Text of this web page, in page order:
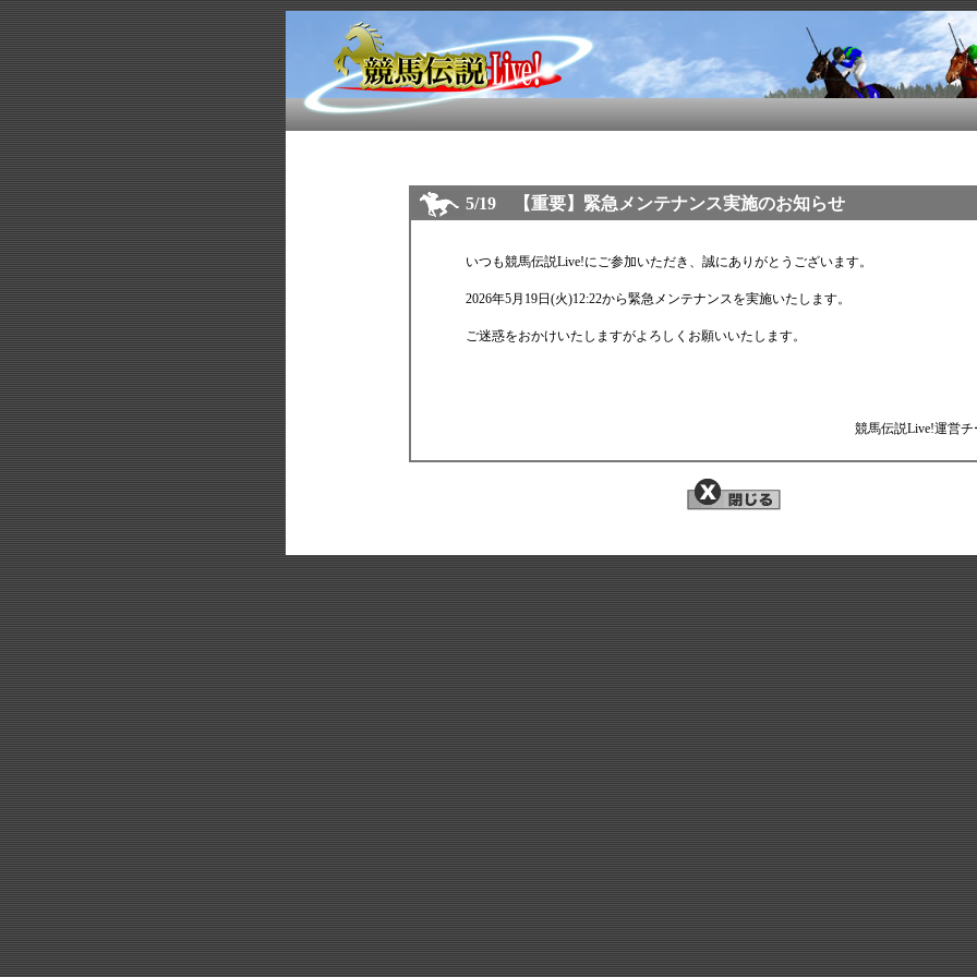
5/19 【重要】緊急メンテナンス実施のお知らせ
いつも競馬伝説Live!にご参加いただき、誠にありがとうございます。
2026年5月19日(火)12:22から緊急メンテナンスを実施いたします。
ご迷惑をおかけいたしますがよろしくお願いいたします。
競馬伝説Live!運営チ